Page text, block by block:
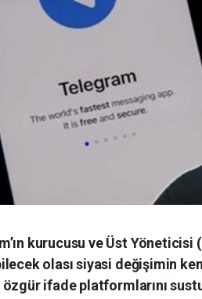
kurucusu ve Üst Yöneticisi
olası siyasi değişimin
ifade platformlarını